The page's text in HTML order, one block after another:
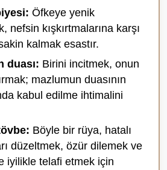
Öfkeye yenik
nefsin kışkırtmalarına karşı
kalmak esastır.
duası: Birini incitmek, onun
mazlumun duasının
kabul edilme ihtimalini
Böyle bir rüya, hatalı
düzeltmek, özür dilemek ve
iyilikle telafi etmek için